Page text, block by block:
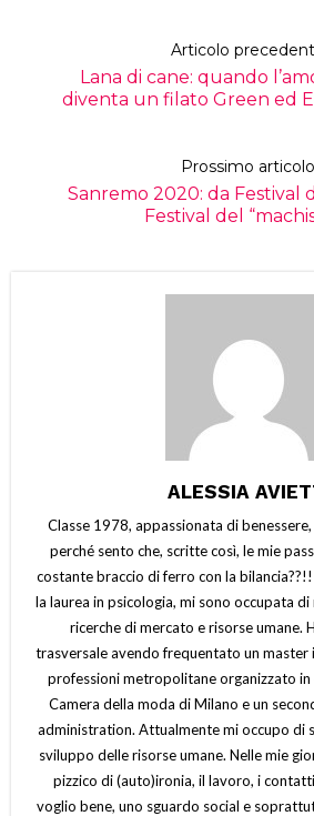
Articolo
Lana di cane: quando
diventa un filato Green ed
Prossimo articolo
Sanremo 2020: da Festival
Festival del
ALESSIA
Classe 1978, appassionata di
perché sento che, scritte così, le mie
costante braccio di ferro con la
la laurea in psicologia, mi sono occupata
ricerche di mercato e risorse umane.
trasversale avendo frequentato un master
professioni metropolitane organizzato in
Camera della moda di Milano e un
administration. Attualmente mi occupo di
sviluppo delle risorse umane. Nelle mie
pizzico di (auto)ironia, il lavoro, i
voglio bene, uno sguardo social e